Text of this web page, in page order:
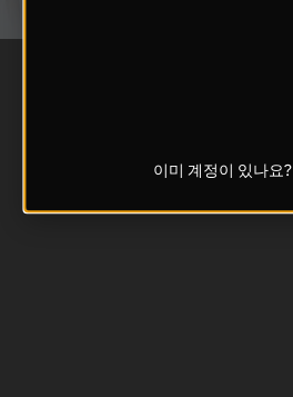
이미 계정이 있나요?